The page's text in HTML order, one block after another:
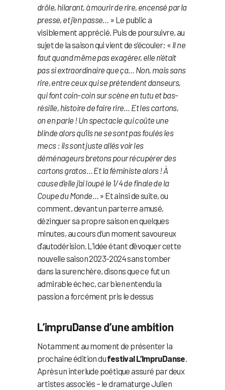
drôle, hilarant, à mourir de rire, encensé par la
presse, et j’en passe…
» Le public a
visiblement apprécié. Puis de poursuivre, au
sujet de la saison qui vient de s’écouler: « Il ne
faut quand même pas exagérer, elle n’était
pas si extraordinaire que ça… Non, mais sans
rire, entre ceux qui se prétendent danseurs,
qui font coin-coin sur scène en tutu et bas-
résille, histoire de faire rire… Et les cartons,
on en parle ! Un spectacle qui coûte une
blinde alors qu’ils ne se sont pas foulés les
mecs : ils sont juste allés voir les
déménageurs bretons pour récupérer des
cartons gratos… Et la féministe alors ! À
cause d’elle j’ai loupé le 1/4 de finale de la
Coupe du Monde…
» Et ainsi de suite, ou
comment, devant un parterre amusé,
dézinguer sa propre saison en quelques
minutes, au cours d’un moment savoureux
d’autodérision. L’idée étant d’évoquer cette
nouvelle saison 2023-2024 sans tomber
dans la surenchère, disons que ce fut un
admirable échec, car bien entendu la
passion a forcément pris le dessus
L’impruDanse d’une ambition
Notamment au moment de présenter la
prochaine édition dufestival L’ImpruDanse
Après un interlude poétique assuré par deux
artistes associés – le dramaturge Julien